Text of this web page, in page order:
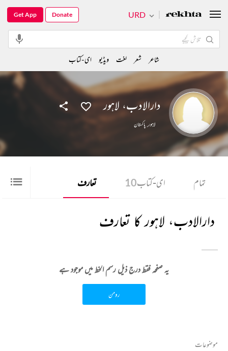
دارالادب، لاہور
لاہور, پاکستان
تمام ای-کتاب10 تعارف
دارالادب، لاہور کا تعارف
یہ صفحہ فقط درج ذیل رسم الخط میں موجود ہے
رومن
موضوعات
URD
Get App Donate
شاعر شعر لغت ویڈیو ای-کتاب